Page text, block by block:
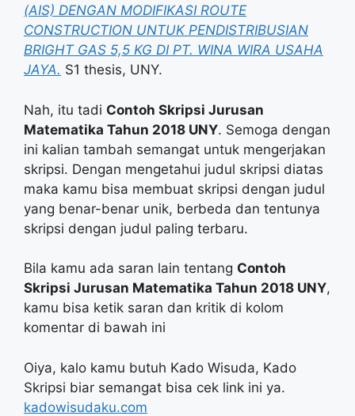
(AIS) DENGAN MODIFIKASI ROUTE
CONSTRUCTION UNTUK PENDISTRIBUSIAN
BRIGHT GAS 5,5 KG DI PT. WINA WIRA USAHA
JAYA. S1 thesis, UNY.
Nah, itu tadi Contoh Skripsi Jurusan
Matematika Tahun 2018 UNY. Semoga dengan
ini kalian tambah semangat untuk mengerjakan
skripsi. Dengan mengetahui judul skripsi diatas
maka kamu bisa membuat skripsi dengan judul
yang benar-benar unik, berbeda dan tentunya
skripsi dengan judul paling terbaru.
Bila kamu ada saran lain tentang Contoh
Skripsi Jurusan Matematika Tahun 2018 UNY,
kamu bisa ketik saran dan kritik di kolom
komentar di bawah ini
Oiya, kalo kamu butuh Kado Wisuda, Kado
Skripsi biar semangat bisa cek link ini ya.
kadowisudaku.com